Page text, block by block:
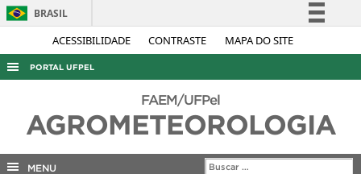
ACESSIBILIDADE CONTRASTE MAPA DO SITE
BRASIL
Simplifique!
Acesso à informação
Legislação
Canais
PORTAL UFPEL
AUDITORIA
FAEM/UFPel
AGROMETEOROLOGIA
MENU